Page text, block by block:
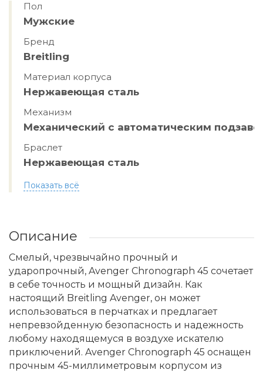
Пол
Мужские
Бренд
Breitling
Материал корпуса
Нержавеющая сталь
Механизм
Механический с автоматическим
Браслет
Нержавеющая сталь
Показать всё
Описание
Смелый, чрезвычайно прочный и
ударопрочный, Avenger Chronograph 45 сочетает
в себе точность и мощный дизайн. Как
настоящий Breitling Avenger, он может
использоваться в перчатках и предлагает
непревзойденную безопасность и надежность
любому находящемуся в воздухе искателю
приключений. Avenger Chronograph 45 оснащен
прочным 45-миллиметровым корпусом из